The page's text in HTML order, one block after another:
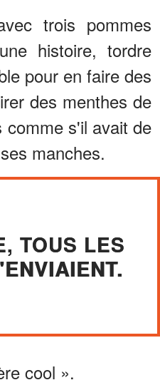
trois pommes
histoire, tordre
pour en faire des
des menthes de
comme s'il avait de
manches.
TOUS LES
cool ».